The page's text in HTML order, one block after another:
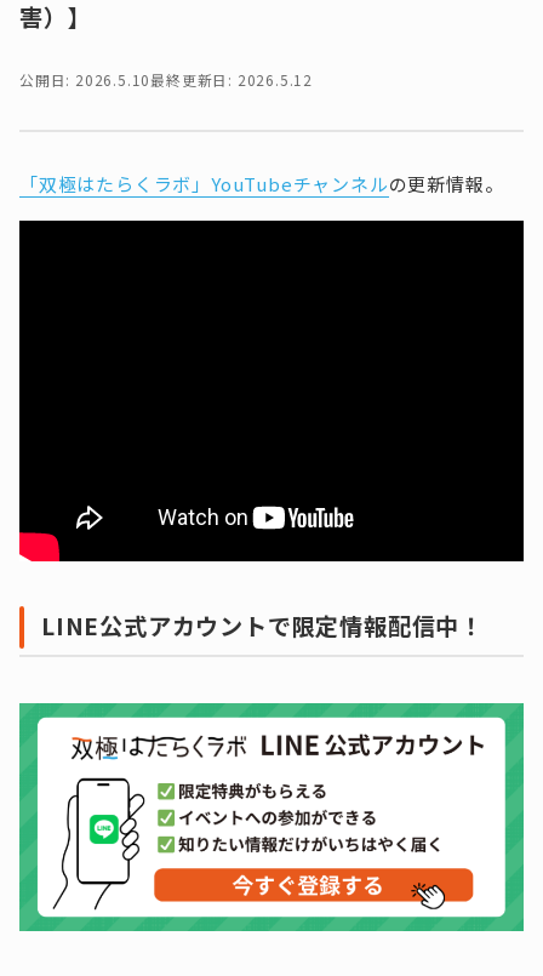
害）】
公開日: 2026.5.10最終更新日: 2026.5.12
「双極はたらくラボ」YouTubeチャンネルの更新情報。
LINE公式アカウントで限定情報配信中！